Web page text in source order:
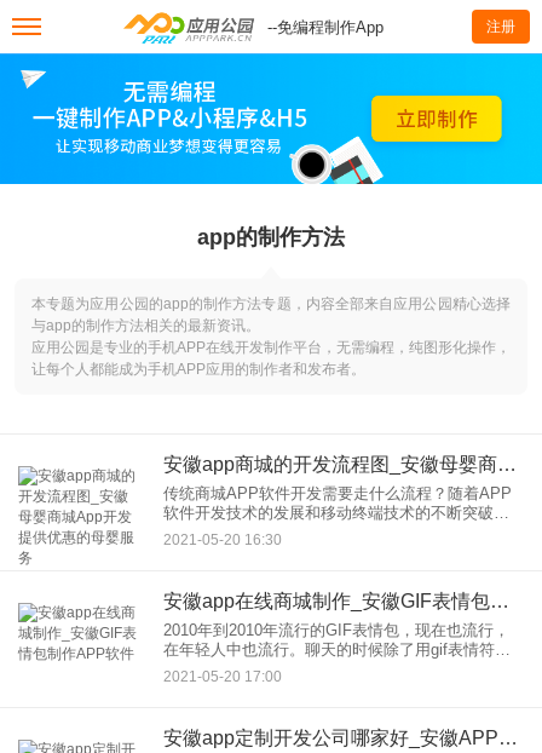
--免编程制作App 注册
app的制作方法
本专题为应用公园的app的制作方法专题，内容全部来自应用公园精心选择
与app的制作方法相关的最新资讯。
应用公园是专业的手机APP在线开发制作平台，无需编程，纯图形化操作，
让每个人都能成为手机APP应用的制作者和发布者。
安徽app商城的开发流程图_安徽母婴商城App开发提供优惠的母婴服务
传统商城APP软件开发需要走什么流程？随着APP
软件开发技术的发展和移动终端技术的不断突破，
国内很多传统行业开始需要从线下走向线上。特别
是曾经比较大的传统商城，也开始了自己的APP软
2021-05-20 16:30
安徽app在线商城制作_安徽GIF表情包制作APP软件
2010年到2010年流行的GIF表情包，现在也流行，
在年轻人中也流行。聊天的时候除了用gif表情符
号，好像还用自己的生活作为素材，所以在制作，
买GIF表情符号更有意思，社交也不再需要文字。哈
2021-05-20 17:00
安徽app定制开发公司哪家好_安徽APP开发公司